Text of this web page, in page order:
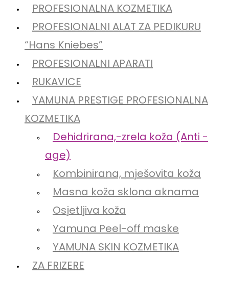
PROFESIONALNA KOZMETIKA
PROFESIONALNI ALAT ZA PEDIKURU
“Hans Kniebes”
PROFESIONALNI APARATI
RUKAVICE
YAMUNA PRESTIGE PROFESIONALNA
KOZMETIKA
Dehidrirana,-zrela koža (Anti -
age)
Kombinirana, mješovita koža
Masna koža sklona aknama
Osjetljiva koža
Yamuna Peel-off maske
YAMUNA SKIN KOZMETIKA
ZA FRIZERE